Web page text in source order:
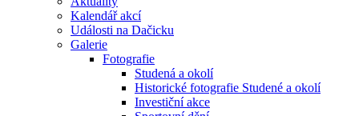
Kalendář akcí
Události na Dačicku
Galerie
Fotografie
Studená a okolí
Historické fotografie Studené a okolí
Investiční akce